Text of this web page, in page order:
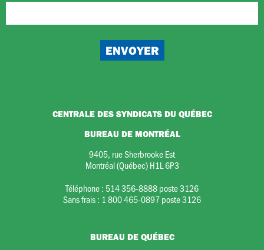
CENTRALE DES SYNDICATS DU QUÉBEC
BUREAU DE MONTRÉAL
9405, rue Sherbrooke Est
Montréal (Québec) H1L 6P3
Téléphone : 514 356-8888 poste 3126
Sans frais : 1 800 465-0897 poste 3126
BUREAU DE QUÉBEC